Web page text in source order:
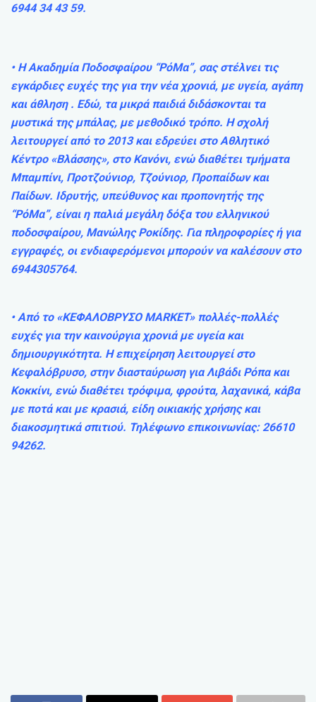
6944 34 43 59.
• Η Ακαδημία Ποδοσφαίρου “ΡόΜα”, σας στέλνει τις
εγκάρδιες ευχές της για την νέα χρονιά, με υγεία, αγάπη
και άθληση . Εδώ, τα μικρά παιδιά διδάσκονται τα
μυστικά της μπάλας, με μεθοδικό τρόπο. Η σχολή
λειτουργεί από το 2013 και εδρεύει στο Αθλητικό
Κέντρο «Βλάσσης», στο Κανόνι, ενώ διαθέτει τμήματα
Μπαμπίνι, Προτζούνιορ, Τζούνιορ, Προπαίδων και
Παίδων. Ιδρυτής, υπεύθυνος και προπονητής της
“ΡόΜα”, είναι η παλιά μεγάλη δόξα του ελληνικού
ποδοσφαίρου, Μανώλης Ροκίδης. Για πληροφορίες ή για
εγγραφές, οι ενδιαφερόμενοι μπορούν να καλέσουν στο
6944305764.
• Από το «ΚΕΦΑΛΟΒΡΥΣΟ MARKET» πολλές-πολλές
ευχές για την καινούργια χρονιά με υγεία και
δημιουργικότητα. Η επιχείρηση λειτουργεί στο
Κεφαλόβρυσο, στην διασταύρωση για Λιβάδι Ρόπα και
Κοκκίνι, ενώ διαθέτει τρόφιμα, φρούτα, λαχανικά, κάβα
με ποτά και με κρασιά, είδη οικιακής χρήσης και
διακοσμητικά σπιτιού. Τηλέφωνο επικοινωνίας: 26610
94262.